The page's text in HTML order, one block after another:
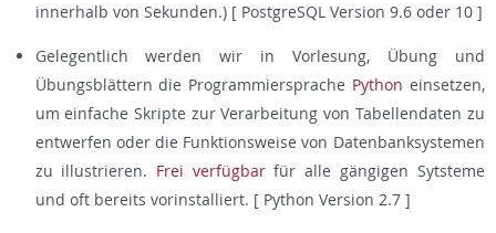
innerhalb von Sekunden.) [ PostgreSQL Version 9.6 oder 10 ]
Gelegentlich werden wir in Vorlesung, Übung und
Übungsblättern die Programmiersprache Python einsetzen,
um einfache Skripte zur Verarbeitung von Tabellendaten zu
entwerfen oder die Funktionsweise von Datenbanksystemen
zu illustrieren. Frei verfügbarfür alle gängigen Sytsteme
und oft bereits vorinstalliert. [ Python Version 2.7 ]